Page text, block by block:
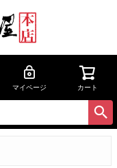
マイページ カート